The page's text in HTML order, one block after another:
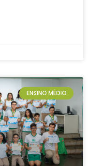
ENSINO MÉDIO